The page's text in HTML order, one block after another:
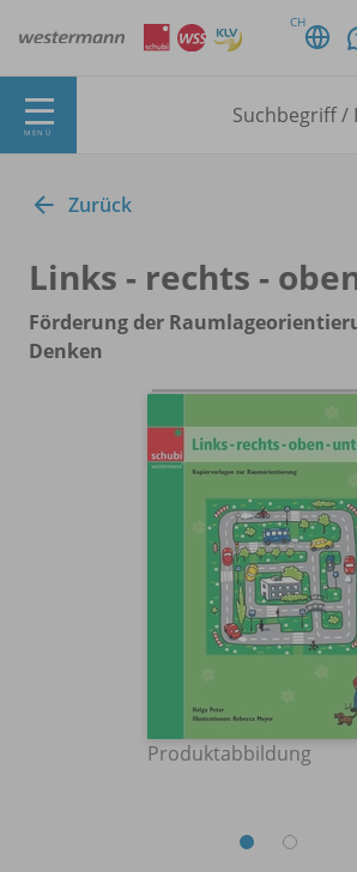
CH
MENÜ
Zurück
Links - rechts -
Förderung der
Denken
Produktabbildung